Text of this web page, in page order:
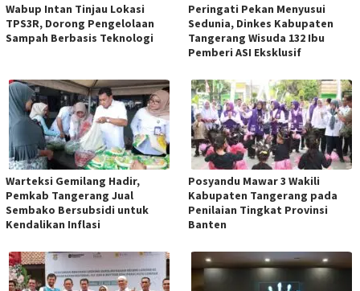
Wabup Intan Tinjau Lokasi
TPS3R, Dorong Pengelolaan
Sampah Berbasis Teknologi
Peringati Pekan Menyusui
Sedunia, Dinkes Kabupaten
Tangerang Wisuda 132 Ibu
Pemberi ASI Eksklusif
Warteksi Gemilang Hadir,
Pemkab Tangerang Jual
Sembako Bersubsidi untuk
Kendalikan Inflasi
Posyandu Mawar 3 Wakili
Kabupaten Tangerang pada
Penilaian Tingkat Provinsi
Banten